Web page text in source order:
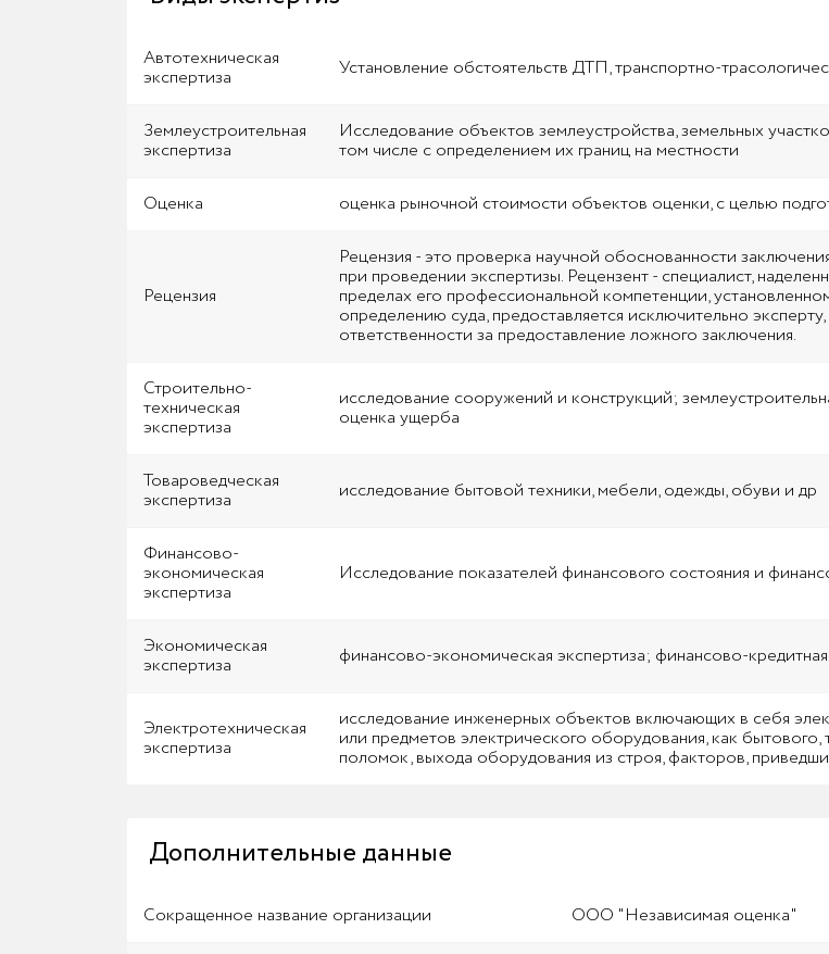
Автотехническая
экспертиза Установление обстоятельств ДТП, транспортно-
Землеустроительная
экспертиза
Исследование объектов землеустройства, земельных
том числе с определением их границ на местности
Оценка оценка рыночной стоимости объектов оценки, с целью
Рецензия
Рецензия - это проверка научной обоснованности
при проведении экспертизы. Рецензент - специалист,
пределах его профессиональной компетенции,
определению суда, предоставляется исключительно
ответственности за предоставление ложного заключения.
Строительно-
техническая
экспертиза
исследование сооружений и конструкций;
оценка ущерба
Товароведческая
экспертиза исследование бытовой техники, мебели, одежды, обуви и др
Финансово-
экономическая
экспертиза
Исследование показателей финансового состояния и
Экономическая
экспертиза финансово-экономическая экспертиза; финансово-кредитная
Электротехническая
экспертиза
исследование инженерных объектов включающих в себя
или предметов электрического оборудования, как
поломок, выхода оборудования из строя, факторов,
Дополнительные данные
Сокращенное название организации ООО "Независимая оценка"